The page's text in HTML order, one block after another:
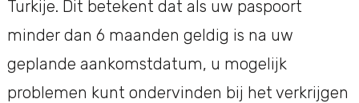
Turkije. Dit betekent dat als uw paspoort
minder dan 6 maanden geldig is na uw
geplande aankomstdatum, u mogelijk
problemen kunt ondervinden bij het verkrijgen